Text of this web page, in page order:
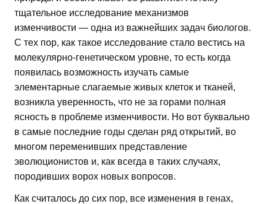
тщательное исследование механизмов
изменчивости — одна из важнейших задач биологов.
С тех пор, как такое исследование стало вестись на
молекулярно-генетическом уровне, то есть когда
появилась возможность изучать самые
элементарные слагаемые живых клеток и тканей,
возникла уверенность, что не за горами полная
ясность в проблеме изменчивости. Но вот буквально
в самые последние годы сделан ряд открытий, во
многом переменивших представление
эволюционистов и, как всегда в таких случаях,
породивших ворох новых вопросов.
Как считалось до сих пор, все изменения в генах,